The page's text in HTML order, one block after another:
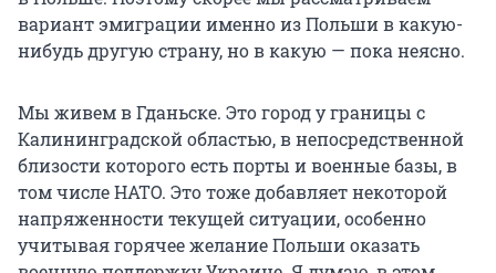
вариант эмиграции именно из Польши в какую-
нибудь другую страну, но в какую — пока неясно.
Мы живем в Гданьске. Это город у границы с
Калининградской областью, в непосредственной
близости которого есть порты и военные базы, в
том числе НАТО. Это тоже добавляет некоторой
напряженности текущей ситуации, особенно
учитывая горячее желание Польши оказать